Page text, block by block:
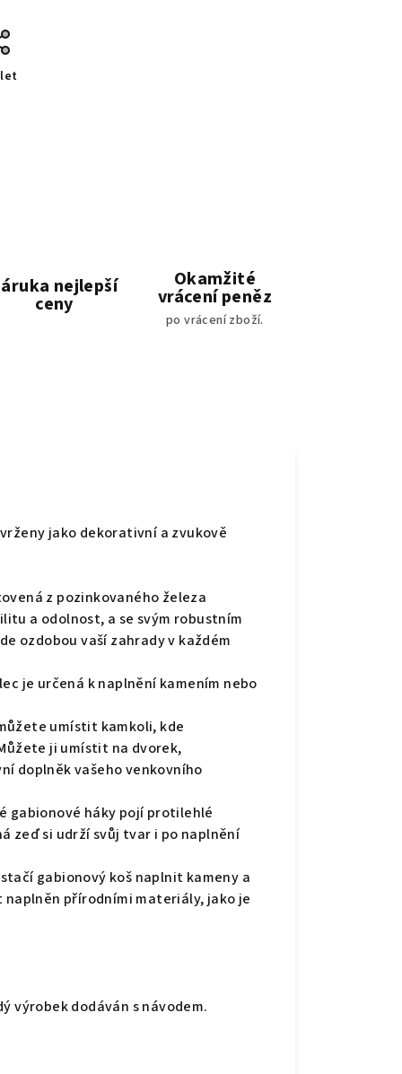
nejlepší
ceny
Okamžité
vrácení peněz
po vrácení zboží.
jako dekorativní a zvukově
z pozinkovaného železa
a odolnost, a se svým robustním
ozdobou vaší zahrady v každém
je určená k naplnění kamením nebo
umístit kamkoli, kde
ji umístit na dvorek,
doplněk vašeho venkovního
gabionové háky pojí protilehlé
zeď si udrží svůj tvar i po naplnění
gabionový koš naplnit kameny a
přírodními materiály, jako je
výrobek dodáván s návodem.